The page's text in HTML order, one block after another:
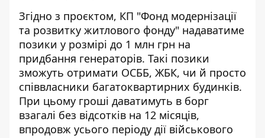
Згідно з проєктом, КП "Фонд модернізації
та розвитку житлового фонду" надаватиме
позики у розмірі до 1 млн грн на
придбання генераторів. Такі позики
зможуть отримати ОСББ, ЖБК, чи й просто
співвласники багатоквартирних будинків.
При цьому гроші даватимуть в борг
взагалі без відсотків на 12 місяців,
впродовж усього періоду дії військового